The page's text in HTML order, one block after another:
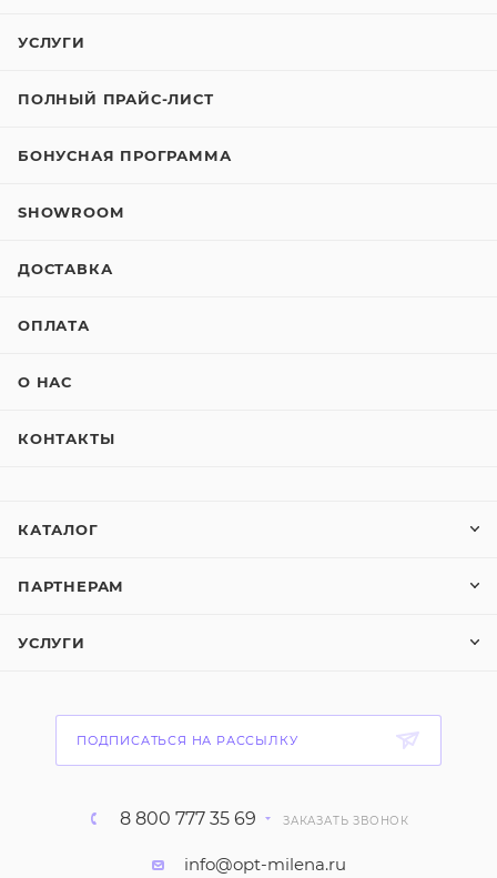
УСЛУГИ
ПОЛНЫЙ ПРАЙС-ЛИСТ
БОНУСНАЯ ПРОГРАММА
SHOWROOM
ДОСТАВКА
ОПЛАТА
О НАС
КОНТАКТЫ
КАТАЛОГ
ПАРТНЕРАМ
УСЛУГИ
ПОДПИСАТЬСЯ НА РАССЫЛКУ
8 800 777 35 69 ЗАКАЗАТЬ ЗВОНОК
info@opt-milena.ru